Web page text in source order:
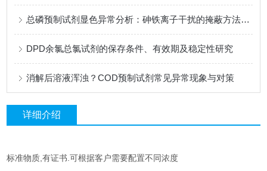
总磷预制试剂显色异常分析：砷铁离子干扰的掩蔽方法与质控样验证
DPD余氯总氯试剂的保存条件、有效期及稳定性研究
消解后溶液浑浊？COD预制试剂常见异常现象与对策
详细介绍
标准物质,有证书.可根据客户需要配置不同浓度